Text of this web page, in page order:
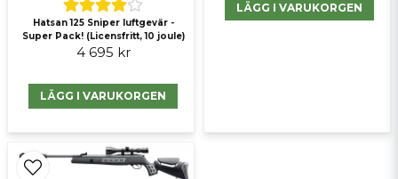
Skicka fråga
Hatsan 125 Sniper luftgevär -
Super Pack! (Licensfritt, 10 joule)
4 695 kr
LÄGG I VARUKORGEN
LÄGG I VARUKORGEN